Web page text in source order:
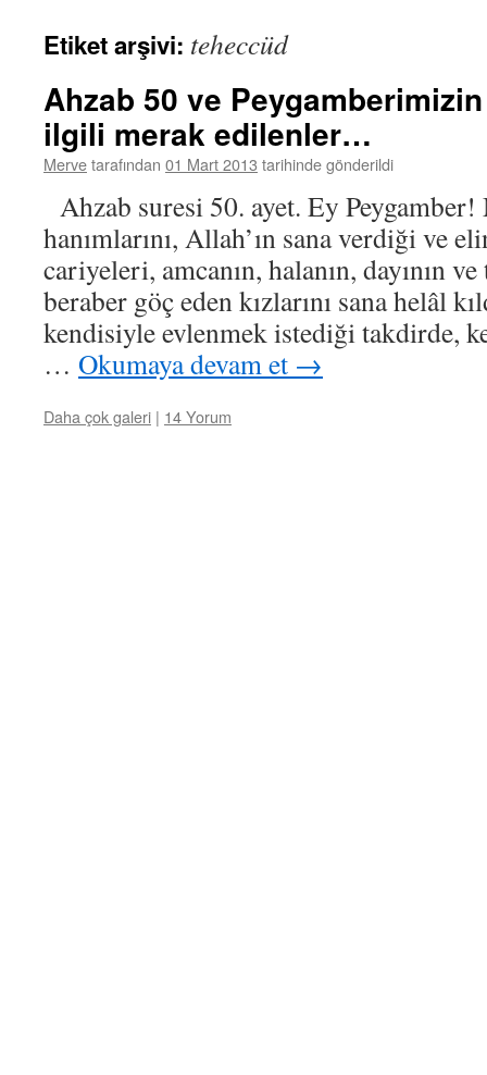
Etiket arşivi: teheccüd
Ahzab 50 ve
ilgili merak edilenler…
Mervetarafından 01 Mart 2013 tarihinde gönderildi
Ahzab suresi 50. ayet. Ey
hanımlarını, Allah’ın sana verdiği ve
cariyeleri, amcanın, halanın, dayının
beraber göç eden kızlarını sana helâl
kendisiyle evlenmek istediği takdirde,
… Okumaya devam et →
Daha çok galeri | 14 Yorum